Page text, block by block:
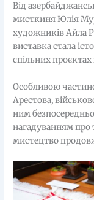
Від
мисткиня Юлія
художників Айла
виставка стала
спільних
Особливою
Арестова,
ним
нагадуванням про
мистецтво